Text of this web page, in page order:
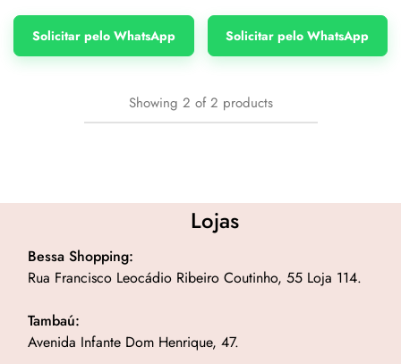
Solicitar pelo WhatsApp Solicitar pelo WhatsApp
Showing 2 of2 products
Lojas
Bessa Shopping:
Rua Francisco Leocádio Ribeiro Coutinho, 55 Loja 114.
Tambaú:
Avenida Infante Dom Henrique, 47.